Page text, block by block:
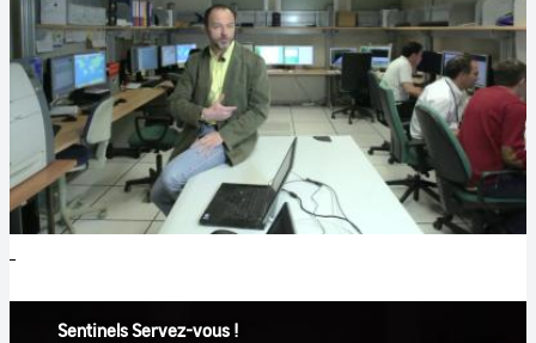
Sentinels Servez-vous !